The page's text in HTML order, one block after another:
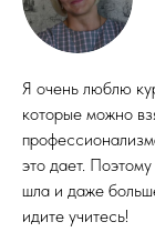
Я очень люблю
которые можно
это дает.
шла и даже
идите учитесь!